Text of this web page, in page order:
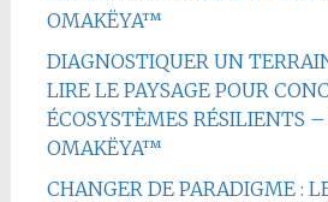
OMAKËYA™
DIAGNOSTIQUER UN
LIRE LE PAYSAGE POUR
ÉCOSYSTÈMES RÉSILIENTS
OMAKËYA™
CHANGER DE PARADIGME :